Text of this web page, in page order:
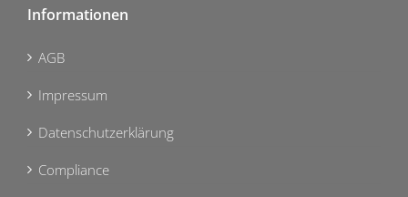
Informationen
AGB
Impressum
Datenschutzerklärung
Compliance